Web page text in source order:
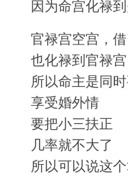
因为命宫化禄
官禄宫空宫，
也化禄到官禄宫
所以命主是同
享受婚外情
要把小三扶正
几率就不大了
所以可以说这